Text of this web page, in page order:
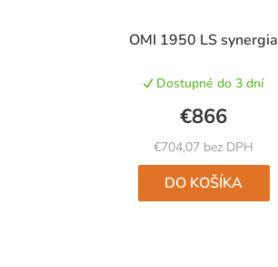
OMI 1950 LS synergia
Dostupné do 3 dní
€704,07 bez DPH
€866
DO KOŠÍKA